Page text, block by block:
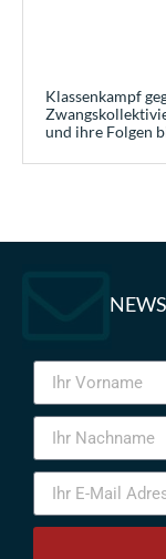
Klassenkampf
und ihre Folgen